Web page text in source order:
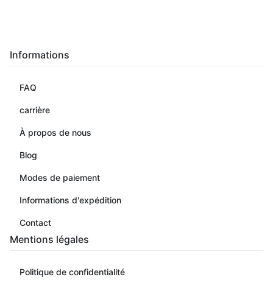
Informations
FAQ
carrière
À propos de nous
Blog
Modes de paiement
Informations d'expédition
Contact
Mentions légales
Politique de confidentialité